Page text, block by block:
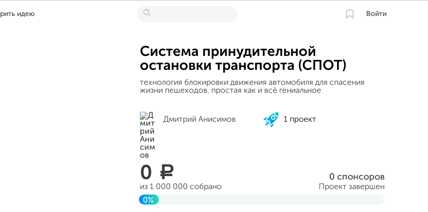
идею Войти
Система принудительной
остановки транспорта (СПОТ)
технология блокировки движения автомобиля для спасения
жизни пешеходов, простая как и всё гениальное
Дмитрий Анисимов 1 проект
0 a
из 1 000 000 собрано
0 спонсоров
Проект завершен
0%